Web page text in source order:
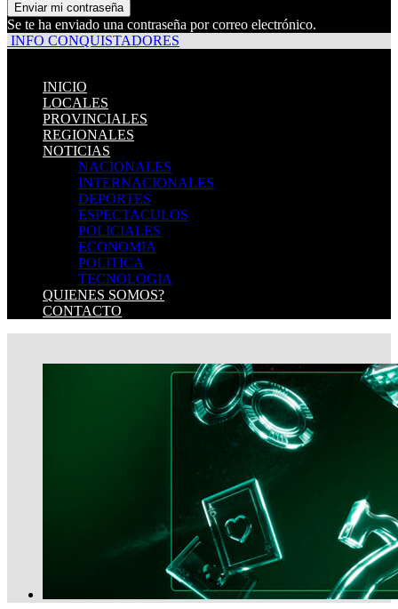
Se te ha enviado una contraseña por correo electrónico.
INFO CONQUISTADORES
INICIO
LOCALES
PROVINCIALES
REGIONALES
NOTICIAS
NACIONALES
INTERNACIONALES
DEPORTES
ESPECTACULOS
POLICIALES
ECONOMIA
POLITICA
TECNOLOGIA
QUIENES SOMOS?
CONTACTO